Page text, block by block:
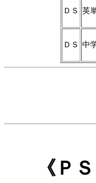
ＤＳ 英
ＤＳ 中
《Ｐ